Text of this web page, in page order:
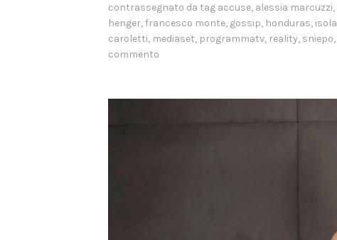
contrassegnato da tag accuse, alessia marcuzzi,
henger, francesco monte, gossip, honduras, isola
caroletti, mediaset, programmatv, reality, sniepo,
commento